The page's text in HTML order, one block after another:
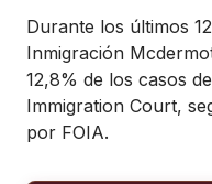
Durante los últimos
Inmigración
12,8% de los casos
Immigration Court,
por FOIA.